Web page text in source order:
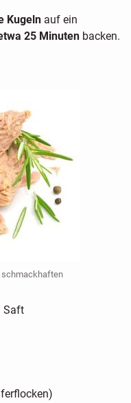
Kugelnauf ein
25 Minutenbacken.
schmackhaften
Saft